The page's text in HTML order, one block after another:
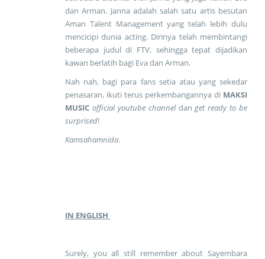
dan Arman. Janna adalah salah satu artis besutan
Aman Talent Management yang telah lebih dulu
mencicipi dunia acting. Dirinya telah membintangi
beberapa judul di FTV, sehingga tepat dijadikan
kawan berlatih bagi Eva dan Arman.
Nah nah, bagi para fans setia atau yang sekedar
penasaran, ikuti terus perkembangannya di MAKSI
MUSIC official youtube channeldanget ready to be
surprised!
Kamsahamnida.
IN ENGLISH
Surely, you all still remember about Sayembara